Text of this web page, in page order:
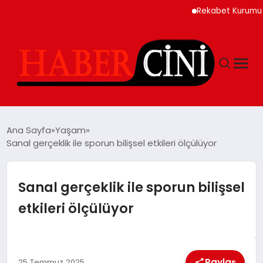
Rekabet Kurumu Burun
GÜNCEL
Ana Sayfa Yaşam
Sanal gerçeklik ile sporun bilişsel etkileri ölçülüyor
Sanal gerçeklik ile sporun bilişsel
etkileri ölçülüyor